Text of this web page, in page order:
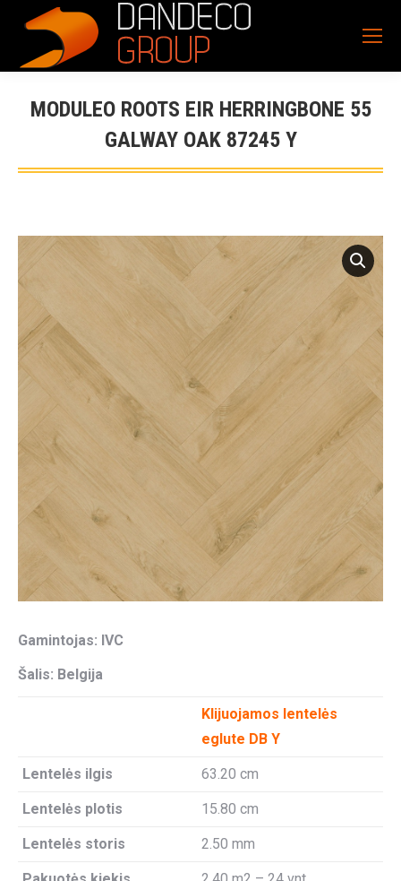
MODULEO ROOTS EIR HERRINGBONE 55
GALWAY OAK 87245 Y
Gamintojas: IVC
Šalis: Belgija
Klijuojamos lentelės
eglute DB Y
Lentelės ilgis 63.20 cm
Lentelės plotis 15.80 cm
Lentelės storis 2.50 mm